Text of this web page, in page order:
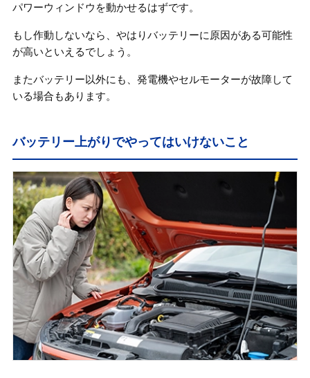
パワーウィンドウを動かせるはずです。
もし作動しないなら、やはりバッテリーに原因がある可能性
が高いといえるでしょう。
またバッテリー以外にも、発電機やセルモーターが故障して
いる場合もあります。
バッテリー上がりでやってはいけないこと